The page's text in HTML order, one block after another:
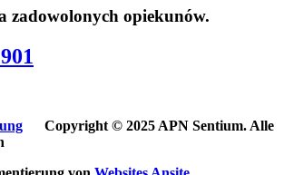
zadowolonych opiekunów.
Copyright © 2025 APN Sentium. Alle